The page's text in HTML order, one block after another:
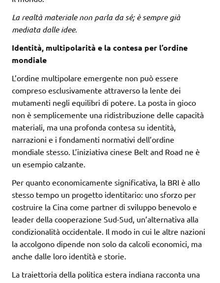
La realtà materiale non parla da sé; è sempre già
mediata dalle idee.
Identità, multipolarità e la contesa per l’ordine
mondiale
L’ordine multipolare emergente non può essere
compreso esclusivamente attraverso la lente dei
mutamenti negli equilibri di potere. La posta in gioco
non è semplicemente una ridistribuzione delle capacità
materiali, ma una profonda contesa su identità,
narrazioni e i fondamenti normativi dell’ordine
mondiale stesso. L’iniziativa cinese Belt and Road ne è
un esempio calzante.
Per quanto economicamente significativa, la BRI è allo
stesso tempo un progetto identitario: uno sforzo per
costruire la Cina come partner di sviluppo benevolo e
leader della cooperazione Sud-Sud, un’alternativa alla
condizionalità occidentale. Il modo in cui le altre nazioni
la accolgono dipende non solo da calcoli economici, ma
anche dalle loro identità e storie.
La traiettoria della politica estera indiana racconta una